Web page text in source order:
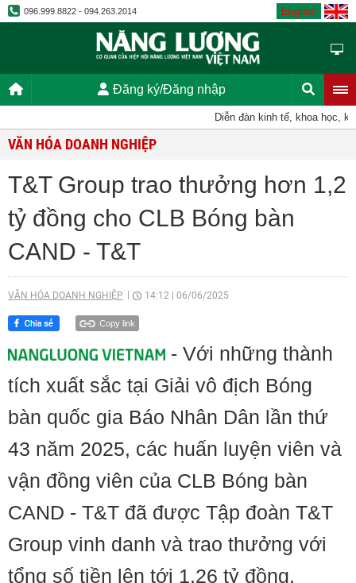
096.999.8822 - 094.263.2014 English
Đăng ký/Đăng nhập
Diễn đàn kinh tế, khoa học, kỹ
VĂN HÓA DOANH NGHIỆP
T&T Group trao thưởng hơn 1,2
tỷ đồng cho CLB Bóng bàn
CAND - T&T
VĂN HÓA DOANH NGHIỆP 14:12 06/06/2025
Copy link
- Với những thành
tích xuất sắc tại Giải vô địch Bóng
bàn quốc gia Báo Nhân Dân lần thứ
43 năm 2025, các huấn luyện viên và
vận đồng viên của CLB Bóng bàn
CAND - T&T đã được Tập đoàn T&T
Group vinh danh và trao thưởng với
tổng số tiền lên tới 1,26 tỷ đồng.